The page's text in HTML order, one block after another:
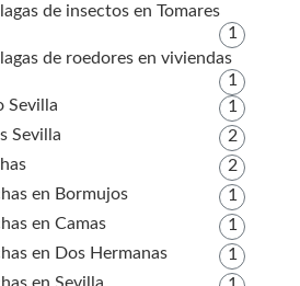
de insectos en Tomares
1
de roedores en viviendas
1
Sevilla
1
Sevilla
2
2
en Bormujos
1
en Camas
1
en Dos Hermanas
1
en Sevilla